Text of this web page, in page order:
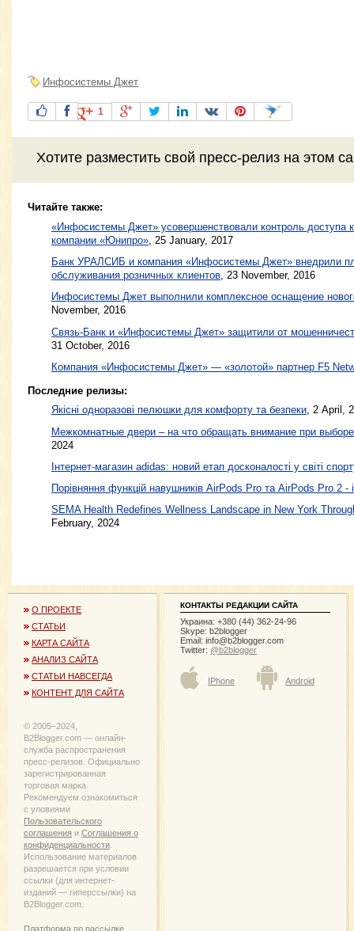
Инфосистемы Джет
1
Хотите разместить свой пресс-релиз на этом
Читайте также:
«Инфосистемы Джет» усовершенствовали контроль доступа
компании «Юнипро», 25 January, 2017
Банк УРАЛСИБ и компания «Инфосистемы Джет» внедрили
обслуживания розничных клиентов, 23 November, 2016
Инфосистемы Джет выполнили комплексное оснащение
November, 2016
Связь-Банк и «Инфосистемы Джет» защитили от
31 October, 2016
Компания «Инфосистемы Джет» — «золотой» партнер F5
Последние релизы:
Якісні одноразові пелюшки для комфорту та безпеки, 2 April,
Межкомнатные двери – на что обращать внимание при
2024
Інтернет-магазин adidas: новий етап досконалості у світі
Порівняння функцій навушників AirPods Pro та AirPods Pro 2 -
SEMA Health Redefines Wellness Landscape in New York
February, 2024
О ПРОЕКТЕ
СТАТЬИ
КАРТА САЙТА
АНАЛИЗ САЙТА
СТАТЬИ НАВСЕГДА
КОНТЕНТ ДЛЯ САЙТА
© 2005−2024,
B2Blogger.com — онлайн-
служба распространения
пресс-релизов. Официально
зарегистрированная
торговая марка.
Рекомендуем ознакомиться
с уловиями
Пользовательского
соглашения и Соглашения о
конфиденциальности
Использование материалов
разрешается при условии
ссылки (для интернет-
изданий — гиперссылки) на
B2Blogger.com.
Платформа по рассылке
КОНТАКТЫ РЕДАКЦИИ САЙТА
Украина: +380 (44) 362-24-96
Skype: b2blogger
Email: info@b2blogger.com
Twitter: @b2blogger
IPhone Android